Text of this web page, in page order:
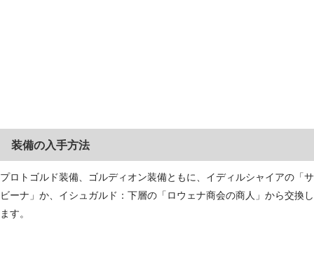
装備の入手方法
プロトゴルド装備、ゴルディオン装備ともに、イディルシャイアの「サ
ビーナ」か、イシュガルド：下層の「ロウェナ商会の商人」から交換し
ます。